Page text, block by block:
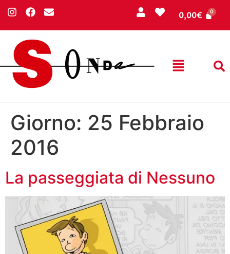
0,00€
Giorno: 25 Febbraio
2016
La passeggiata di Nessuno